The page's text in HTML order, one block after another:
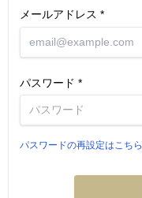
メールアドレス
パスワード
パスワードの再設定はこちら